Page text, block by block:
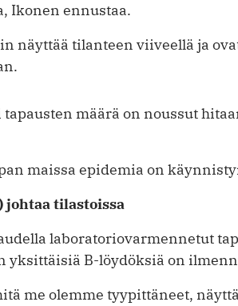
Ikonen ennustaa.
näyttää tilanteen viiveellä ja
määrä on noussut
maissa epidemia on
johtaa tilastoissa
laboratoriovarmennetut
yksittäisiä B-löydöksiä on
me olemme tyypittäneet,